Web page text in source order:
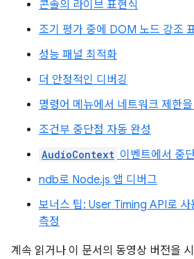
콘솔의 라이브 표현식
조기 평가 중에 DOM 노드 강조
성능 패널 최적화
더 안정적인 디버깅
명령어 메뉴에서 네트워크 제한
조건부 중단점 자동 완성
AudioContext 이벤트에서 중
ndb로 Node.js 앱 디버그
보너스 팁: User Timing API로 사
측정
계속 읽거나 이 문서의 동영상 버전을